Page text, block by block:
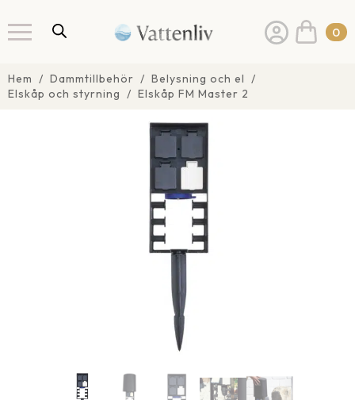
0
Hem Dammtillbehör
Belysning och el
Elskåp och styrning
Elskåp FM Master 2